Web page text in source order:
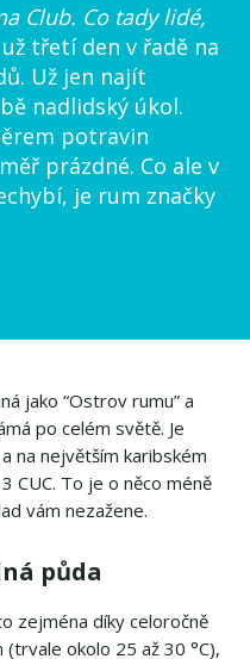
Club. Co tady lidé,
třetí den v řadě na
Už jen najít
nadlidský úkol.
potravin
prázdné. Co ale v
je rum značky
jako “Ostrov rumu” a
po celém světě. Je
na největším karibském
CUC. To je o něco méně
vám nezažene.
půda
zejména díky celoročně
okolo 25 až 30 °C),